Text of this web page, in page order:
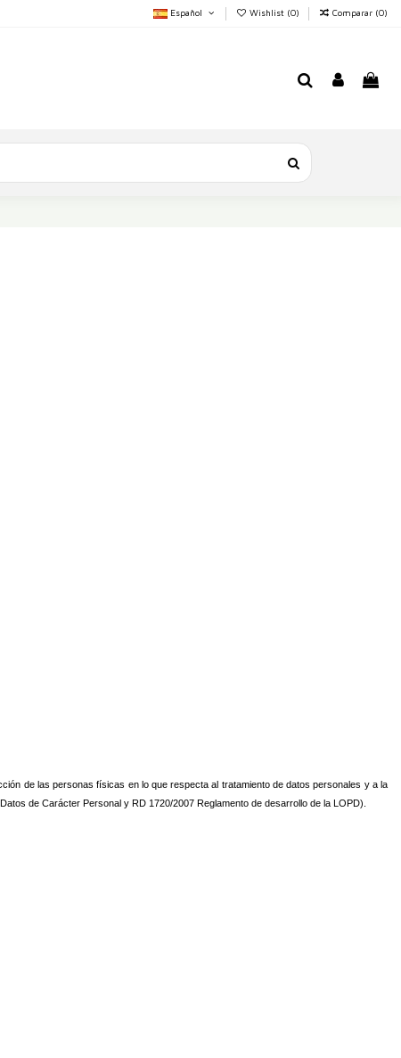
Español Wishlist (0) Comparar (0)
de las personas físicas en lo que respecta al tratamiento de datos personales y a la
de Carácter Personal y RD 1720/2007 Reglamento de desarrollo de la LOPD).